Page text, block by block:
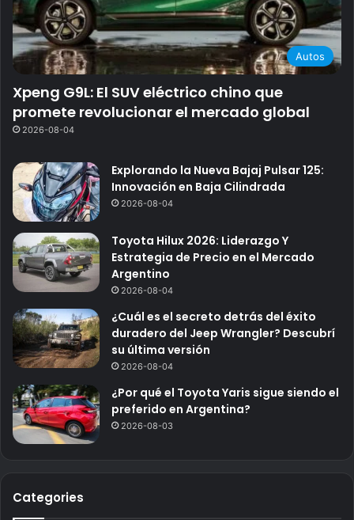
Autos
Xpeng G9L: El SUV eléctrico chino que
promete revolucionar el mercado global
2026-08-04
Explorando la Nueva Bajaj Pulsar 125:
Innovación en Baja Cilindrada
2026-08-04
Toyota Hilux 2026: Liderazgo Y
Estrategia de Precio en el Mercado
Argentino
2026-08-04
¿Cuál es el secreto detrás del éxito
duradero del Jeep Wrangler? Descubrí
su última versión
2026-08-04
¿Por qué el Toyota Yaris sigue siendo el
preferido en Argentina?
2026-08-03
Categories